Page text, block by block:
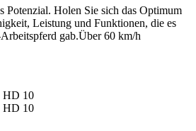
Potenzial. Holen Sie sich das Optimum
Leistung und Funktionen, die es
gab.Über 60 km/h